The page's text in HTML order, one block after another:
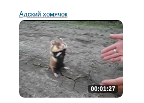
Адский хомячок
00:01:27